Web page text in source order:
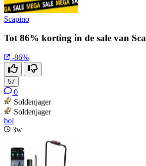
Scapino
Tot 86% korting in de sale van
-86%
57
0
Soldenjager
Soldenjager
bol
3w